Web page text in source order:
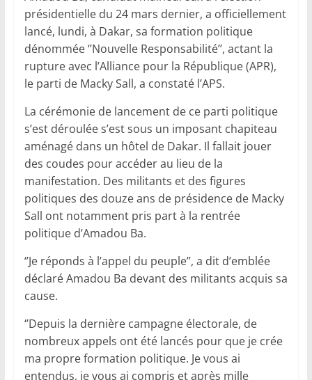
présidentielle du 24 mars dernier, a officiellement
lancé, lundi, à Dakar, sa formation politique
dénommée ‘’Nouvelle Responsabilité’’, actant la
rupture avec l’Alliance pour la République (APR),
le parti de Macky Sall, a constaté l’APS.
La cérémonie de lancement de ce parti politique
s’est déroulée s’est sous un imposant chapiteau
aménagé dans un hôtel de Dakar. Il fallait jouer
des coudes pour accéder au lieu de la
manifestation. Des militants et des figures
politiques des douze ans de présidence de Macky
Sall ont notamment pris part à la rentrée
politique d’Amadou Ba.
‘’Je réponds à l’appel du peuple’’, a dit d’emblée
déclaré Amadou Ba devant des militants acquis sa
cause.
‘’Depuis la dernière campagne électorale, de
nombreux appels ont été lancés pour que je crée
ma propre formation politique. Je vous ai
entendus, je vous ai compris et après mille